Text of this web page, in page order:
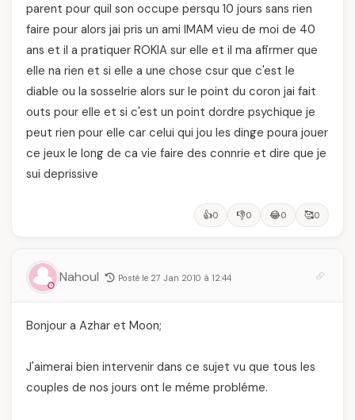
parent pour quil son occupe persqu 10 jours sans rien
faire pour alors jai pris un ami IMAM vieu de moi de 40
ans et il a pratiquer ROKIA sur elle et il ma afirmer que
elle na rien et si elle a une chose csur que c'est le
diable ou la sosselrie alors sur le point du coron jai fait
outs pour elle et si c'est un point dordre psychique je
peut rien pour elle car celui qui jou les dinge poura jouer
ce jeux le long de ca vie faire des connrie et dire que je
sui deprissive
👍0 👎0 😂0 🥰0
Nahoul Posté le 27 Jan 2010 à 12:44
Bonjour a Azhar et Moon;
J'aimerai bien intervenir dans ce sujet vu que tous les
couples de nos jours ont le méme probléme.